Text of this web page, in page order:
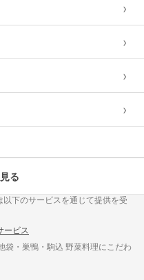
›
›
›
›
る
下のサービスを通じて提供を受
ービス
袋・巣鴨・駒込 野菜料理にこだわ